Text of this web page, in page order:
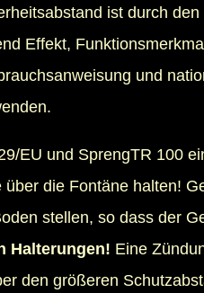
ist durch
Effekt,
und
EU und SprengTR 100
die Fontäne halten!
stellen, so dass der
Halterungen! Eine
den größeren